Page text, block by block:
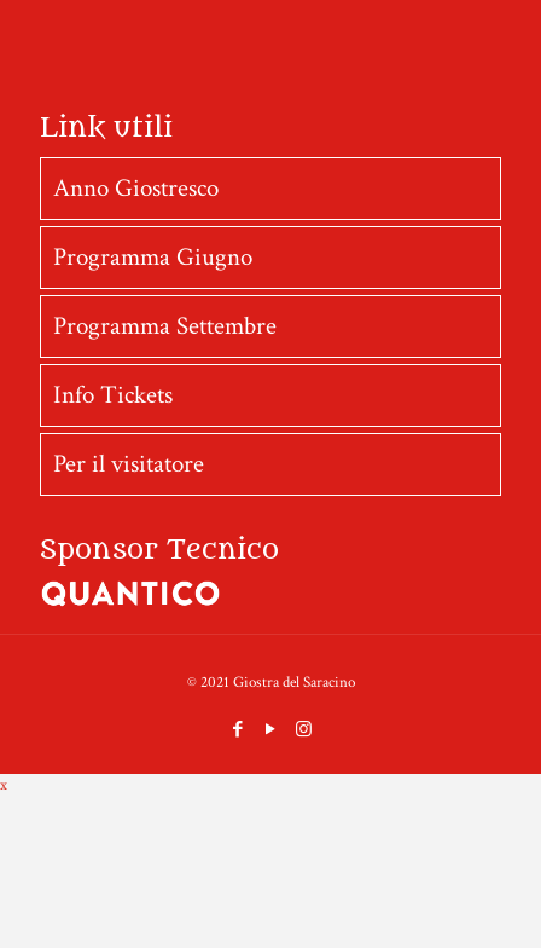
Link utili
Anno Giostresco
Programma Giugno
Programma Settembre
Info Tickets
Per il visitatore
Sponsor Tecnico
© 2021 Giostra del Saracino
x